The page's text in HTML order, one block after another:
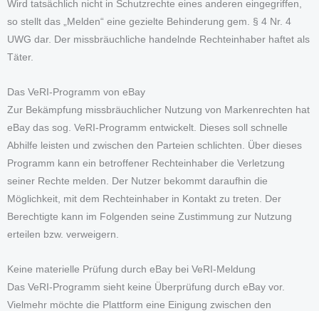
Wird tatsächlich nicht in Schutzrechte eines anderen eingegriffen,
so stellt das „Melden“ eine gezielte Behinderung gem. § 4 Nr. 4
UWG dar. Der missbräuchliche handelnde Rechteinhaber haftet als
Täter.
Das VeRI-Programm von eBay
Zur Bekämpfung missbräuchlicher Nutzung von Markenrechten hat
eBay das sog. VeRI-Programm entwickelt. Dieses soll schnelle
Abhilfe leisten und zwischen den Parteien schlichten. Über dieses
Programm kann ein betroffener Rechteinhaber die Verletzung
seiner Rechte melden. Der Nutzer bekommt daraufhin die
Möglichkeit, mit dem Rechteinhaber in Kontakt zu treten. Der
Berechtigte kann im Folgenden seine Zustimmung zur Nutzung
erteilen bzw. verweigern.
Keine materielle Prüfung durch eBay bei VeRI-Meldung
Das VeRI-Programm sieht keine Überprüfung durch eBay vor.
Vielmehr möchte die Plattform eine Einigung zwischen den